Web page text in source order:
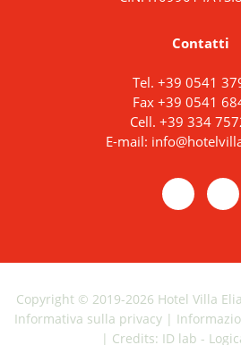
Contatti
Tel. +39 0541
Fax +39 0541
Cell. +39 334
E-mail:
Copyright © 2019-2026 Hotel Villa
Informativa sulla privacy|
| Credits: ID lab -